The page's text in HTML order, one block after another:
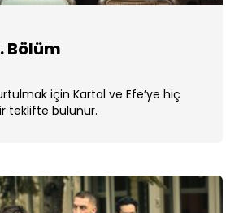
Bölüm
için Kartal ve Efe’ye hiç
teklifte bulunur.